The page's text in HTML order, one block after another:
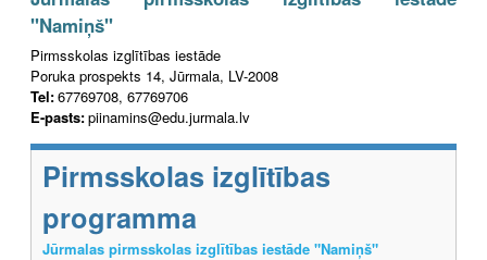
"Namiņš"
Pirmsskolas izglītības iestāde
Poruka prospekts 14, Jūrmala, LV-2008
Tel:67769708, 67769706
E-pasts:piinamins@edu.jurmala.lv
Pirmsskolas izglītības
programma
Jūrmalas pirmsskolas izglītības iestāde "Namiņš"